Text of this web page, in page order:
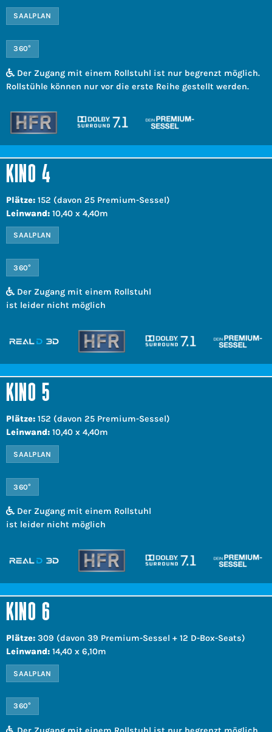
SAALPLAN
360°
Der Zugang mit einem Rollstuhl ist nur begrenzt möglich.
Rollstühle können nur vor die erste Reihe gestellt werden.
KINO 4
Plätze: 152 (davon 25 Premium-Sessel)
Leinwand: 10,40 x 4,40m
SAALPLAN
360°
Der Zugang mit einem Rollstuhl
ist leider nicht möglich
KINO 5
Plätze: 152 (davon 25 Premium-Sessel)
Leinwand: 10,40 x 4,40m
SAALPLAN
360°
Der Zugang mit einem Rollstuhl
ist leider nicht möglich
KINO 6
Plätze: 309 (davon 39 Premium-Sessel + 12 D-Box-Seats)
Leinwand: 14,40 x 6,10m
SAALPLAN
360°